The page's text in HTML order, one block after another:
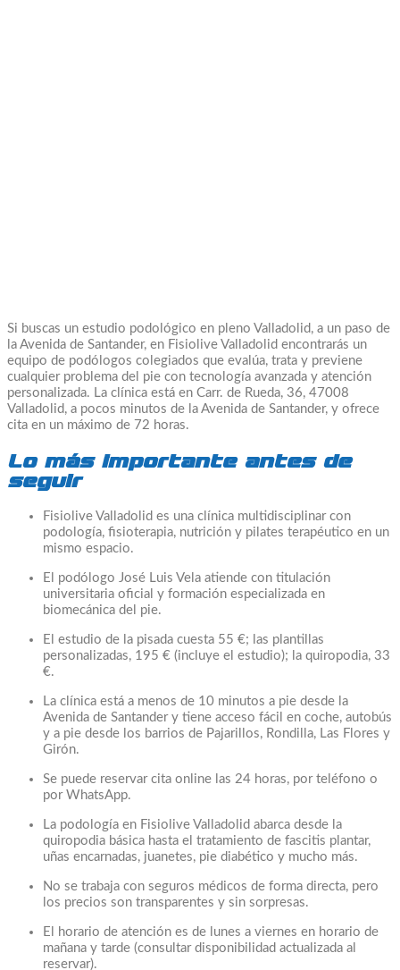
Si buscas un estudio podológico en pleno Valladolid, a un paso de
la Avenida de Santander, en Fisiolive Valladolid encontrarás un
equipo de podólogos colegiados que evalúa, trata y previene
cualquier problema del pie con tecnología avanzada y atención
personalizada. La clínica está en Carr. de Rueda, 36, 47008
Valladolid, a pocos minutos de la Avenida de Santander, y ofrece
cita en un máximo de 72 horas.
Lo más importante antes de
seguir
Fisiolive Valladolid es una clínica multidisciplinar con
podología, fisioterapia, nutrición y pilates terapéutico en un
mismo espacio.
El podólogo José Luis Vela atiende con titulación
universitaria oficial y formación especializada en
biomecánica del pie.
El estudio de la pisada cuesta 55 €; las plantillas
personalizadas, 195 € (incluye el estudio); la quiropodia, 33
€.
La clínica está a menos de 10 minutos a pie desde la
Avenida de Santander y tiene acceso fácil en coche, autobús
y a pie desde los barrios de Pajarillos, Rondilla, Las Flores y
Girón.
Se puede reservar cita online las 24 horas, por teléfono o
por WhatsApp.
La podología en Fisiolive Valladolid abarca desde la
quiropodia básica hasta el tratamiento de fascitis plantar,
uñas encarnadas, juanetes, pie diabético y mucho más.
No se trabaja con seguros médicos de forma directa, pero
los precios son transparentes y sin sorpresas.
El horario de atención es de lunes a viernes en horario de
mañana y tarde (consultar disponibilidad actualizada al
reservar).